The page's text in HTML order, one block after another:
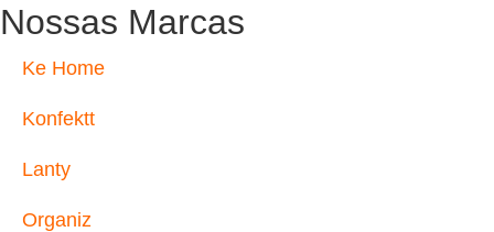
Nossas Marcas
Ke Home
Konfektt
Lanty
Organiz